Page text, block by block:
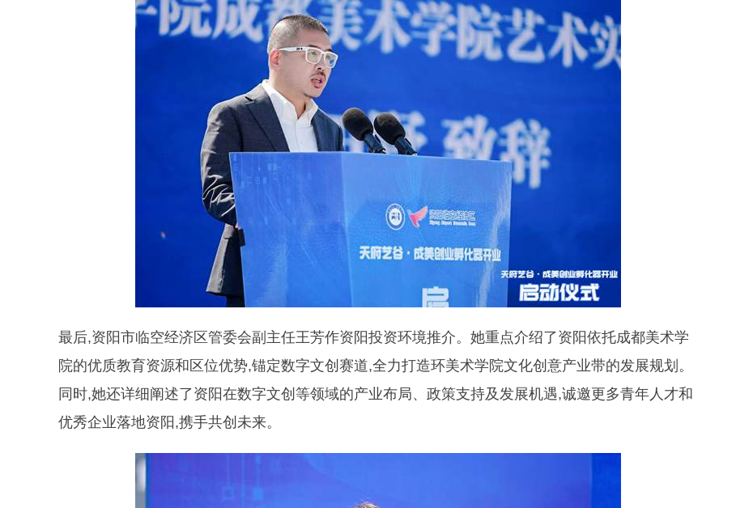
最后,资阳市临空经济区管委会副主任王芳作资阳投资环境推介。她重点介绍了资阳依托成都美术学
院的优质教育资源和区位优势,锚定数字文创赛道,全力打造环美术学院文化创意产业带的发展规划。
同时,她还详细阐述了资阳在数字文创等领域的产业布局、政策支持及发展机遇,诚邀更多青年人才和
优秀企业落地资阳,携手共创未来。